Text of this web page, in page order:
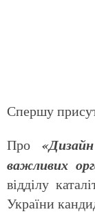
Спершу
Про
важливих
відділу
України